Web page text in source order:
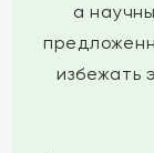
а
избежать